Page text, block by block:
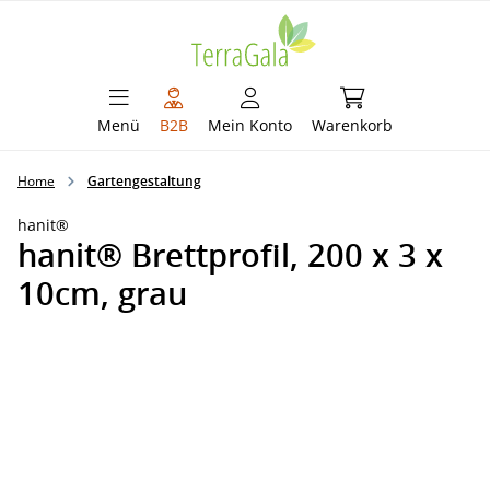
Menü B2B Mein Konto Warenkorb
Warenkorb
Home Gartengestaltung
hanit®
hanit® Brettprofil, 200 x 3 x
10cm, grau